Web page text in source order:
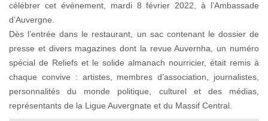
célébrer cet évènement, mardi 8 février 2022, à l’Ambassade
d’Auvergne.
Dès l’entrée dans le restaurant, un sac contenant le dossier de
presse et divers magazines dont la revue Auvernha, un numéro
spécial de Reliefs et le solide almanach nourricier, était remis à
chaque convive : artistes, membres d’association, journalistes,
personnalités du monde politique, culturel et des médias,
représentants de la Ligue Auvergnate et du Massif Central.